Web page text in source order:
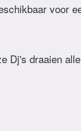
voor
Dj's draaien alle